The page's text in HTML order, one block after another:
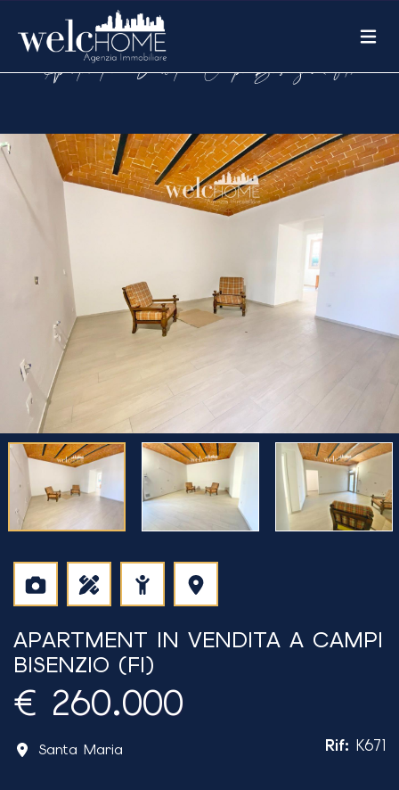
Apartment in Vendita a Campi Bisenzio (FI)
APARTMENT IN VENDITA A CAMPI
BISENZIO (FI)
€ 260.000
Santa Maria Rif: K671